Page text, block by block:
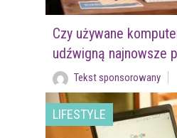
Czy używane
udźwigną najnowsze
Tekst sponsorowany
LIFESTYLE